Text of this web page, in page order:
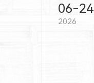
06-24
2026